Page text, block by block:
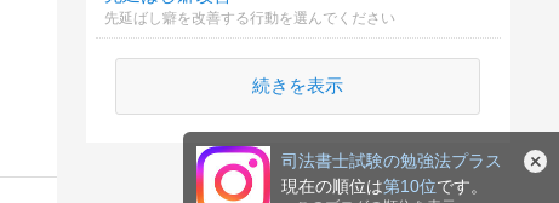
司法書士試験の勉強法プラス
現在の順位は第10位です。
先延ばし癖を改善する行動を選んでください
続きを表示